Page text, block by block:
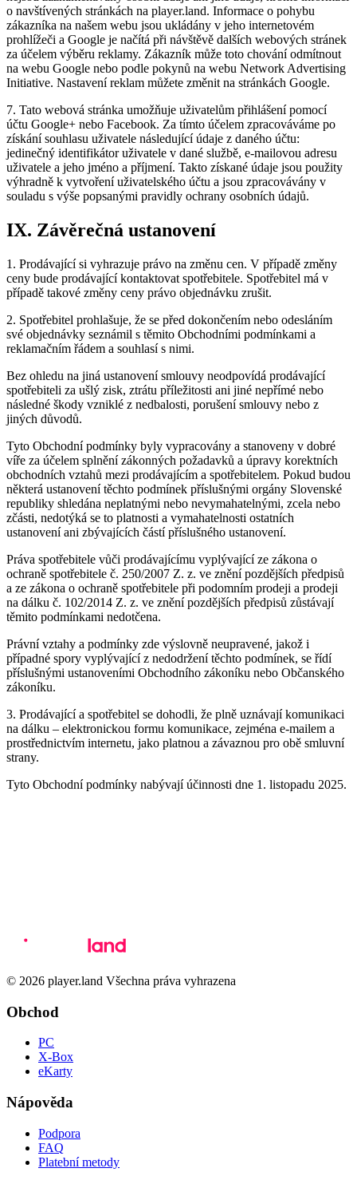
o navštívených stránkách na player.land. Informace o pohybu
zákazníka na našem webu jsou ukládány v jeho internetovém
prohlížeči a Google je načítá při návštěvě dalších webových stránek
za účelem výběru reklamy. Zákazník může toto chování odmítnout
na webu Google nebo podle pokynů na webu Network Advertising
Initiative. Nastavení reklam můžete změnit na stránkách Google.
7. Tato webová stránka umožňuje uživatelům přihlášení pomocí
účtu Google+ nebo Facebook. Za tímto účelem zpracováváme po
získání souhlasu uživatele následující údaje z daného účtu:
jedinečný identifikátor uživatele v dané službě, e-mailovou adresu
uživatele a jeho jméno a příjmení. Takto získané údaje jsou použity
výhradně k vytvoření uživatelského účtu a jsou zpracovávány v
souladu s výše popsanými pravidly ochrany osobních údajů.
IX. Závěrečná ustanovení
1. Prodávající si vyhrazuje právo na změnu cen. V případě změny
ceny bude prodávající kontaktovat spotřebitele. Spotřebitel má v
případě takové změny ceny právo objednávku zrušit.
2. Spotřebitel prohlašuje, že se před dokončením nebo odesláním
své objednávky seznámil s těmito Obchodními podmínkami a
reklamačním řádem a souhlasí s nimi.
Bez ohledu na jiná ustanovení smlouvy neodpovídá prodávající
spotřebiteli za ušlý zisk, ztrátu příležitosti ani jiné nepřímé nebo
následné škody vzniklé z nedbalosti, porušení smlouvy nebo z
jiných důvodů.
Tyto Obchodní podmínky byly vypracovány a stanoveny v dobré
víře za účelem splnění zákonných požadavků a úpravy korektních
obchodních vztahů mezi prodávajícím a spotřebitelem. Pokud budou
některá ustanovení těchto podmínek příslušnými orgány Slovenské
republiky shledána neplatnými nebo nevymahatelnými, zcela nebo
zčásti, nedotýká se to platnosti a vymahatelnosti ostatních
ustanovení ani zbývajících částí příslušného ustanovení.
Práva spotřebitele vůči prodávajícímu vyplývající ze zákona o
ochraně spotřebitele č. 250/2007 Z. z. ve znění pozdějších předpisů
a ze zákona o ochraně spotřebitele při podomním prodeji a prodeji
na dálku č. 102/2014 Z. z. ve znění pozdějších předpisů zůstávají
těmito podmínkami nedotčena.
Právní vztahy a podmínky zde výslovně neupravené, jakož i
případné spory vyplývající z nedodržení těchto podmínek, se řídí
příslušnými ustanoveními Obchodního zákoníku nebo Občanského
zákoníku.
3. Prodávající a spotřebitel se dohodli, že plně uznávají komunikaci
na dálku – elektronickou formu komunikace, zejména e-mailem a
prostřednictvím internetu, jako platnou a závaznou pro obě smluvní
strany.
Tyto Obchodní podmínky nabývají účinnosti dne 1. listopadu 2025.
© 2026 player.land Všechna práva vyhrazena
Obchod
PC
X-Box
eKarty
Nápověda
Podpora
FAQ
Platební metody